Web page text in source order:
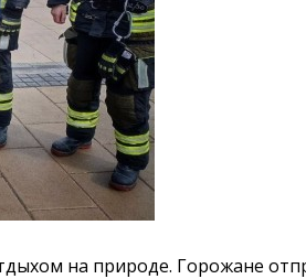
на природе. Горожане